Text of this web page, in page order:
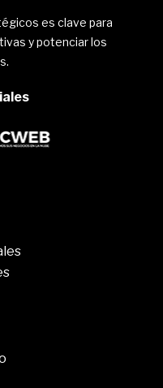
es clave para
y potenciar los